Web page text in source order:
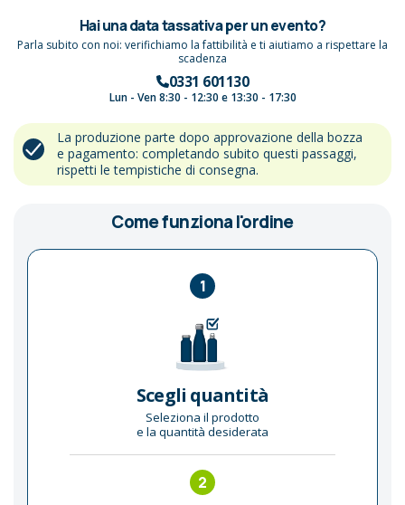
Hai una data tassativa per un evento?
Parla subito con noi: verifichiamo la fattibilità e ti aiutiamo a rispettare la
scadenza
0331 601130
Lun - Ven 8:30 - 12:30 e 13:30 - 17:30
La produzione parte dopo approvazione della bozza
e pagamento: completando subito questi passaggi,
rispetti le tempistiche di consegna.
Come funziona l'ordine
1
Scegli quantità
Seleziona il prodotto
e la quantità desiderata
2